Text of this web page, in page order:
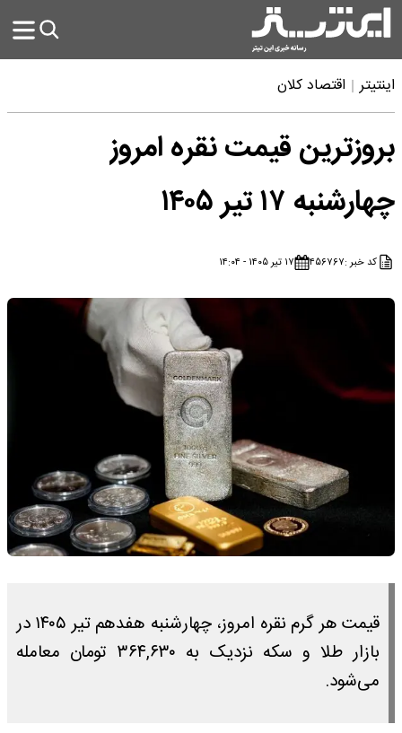
کلان
قیمت نقره امروز
۱۴۰۵
۱۷ تیر ۱۴۰۵ - ۱۴:۰۴
قیمت هر گرم نقره امروز، چهارشنبه هفدهم تیر ۱۴۰۵ در
بازار طلا و سکه نزدیک به ۳۶۴,۶۳۰ تومان معامله